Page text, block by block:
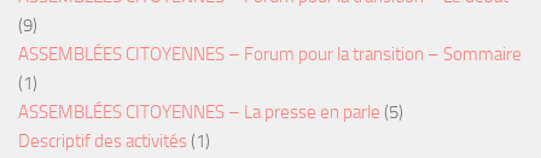
(9)
ASSEMBLÉES CITOYENNES – Forum pour la transition – Sommaire
(1)
ASSEMBLÉES CITOYENNES – La presse en parle (5)
Descriptif des activités (1)